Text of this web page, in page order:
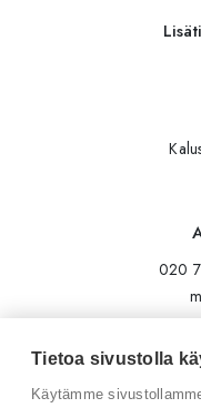
020
Tietoa sivustolla
Käytämme